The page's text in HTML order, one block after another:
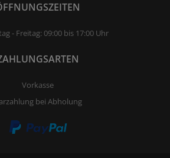
- Freitag: 09:00 bis 17:00 Uhr
Vorkasse
bei Abholung